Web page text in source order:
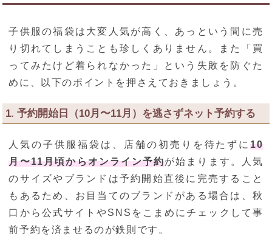
子供服の福袋は大変人気が高く、あっという間に売
り切れてしまうことも珍しくありません。また「買
ってみたけど着られなかった」という失敗を防ぐた
めに、以下のポイントを押さえておきましょう。
1. 予約開始日（10月〜11月）を逃さずネット予約する
人気の子供服福袋は、店舗の初売りを待たずに10
月〜11月頃からオンライン予約が始まります。人気
のサイズやブランドは予約開始直後に完売すること
もあるため、お目当てのブランドがある場合は、秋
口から公式サイトやSNSをこまめにチェックして事
前予約を済ませるのが鉄則です。